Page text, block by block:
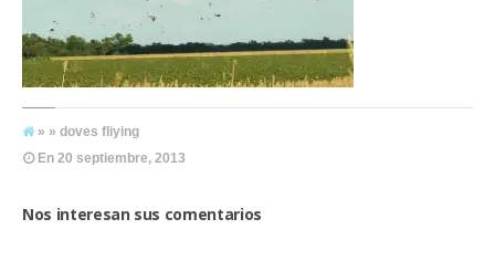
» » doves fliying
En 20 septiembre, 2013
Nos interesan sus comentarios